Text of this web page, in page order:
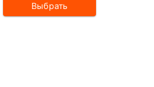
Выбрать